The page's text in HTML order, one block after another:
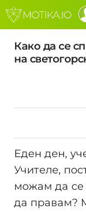
Како да се
на
Еден ден,
Учителе,
можам да се
да правам?